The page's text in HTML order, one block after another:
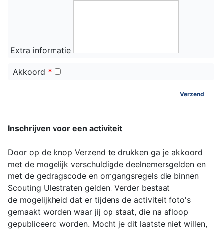
Extra informatie
Akkoord *
Verzend
Inschrijven voor een activiteit
Door op de knop Verzend te drukken ga je akkoord
met de mogelijk verschuldigde deelnemersgelden en
met de gedragscode en omgangsregels die binnen
Scouting Ulestraten gelden. Verder bestaat
de mogelijkheid dat er tijdens de activiteit foto's
gemaakt worden waar jij op staat, die na afloop
gepubliceerd worden. Mocht je dit laatste niet willen,